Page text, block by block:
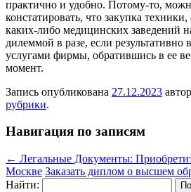
практично и удобно. Потому-то,
констатировать, что закупка
каких-либо медицинских заведений
дилеммой в разе, если результативно
услугами фирмы, обратившись в ее
момент.
Запись опубликована 27.12.2023
рубрики.
Навигация по записям
← Легальные Документы:
Москве Заказать диплом о высшем
Найти: